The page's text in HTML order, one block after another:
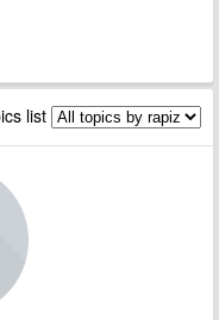
list